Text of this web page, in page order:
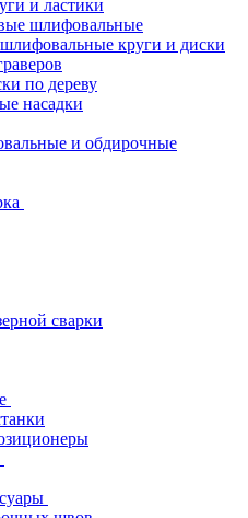
и ластики
шлифовальные
круги и диски
по дереву
насадки
и обдирочные
сварки